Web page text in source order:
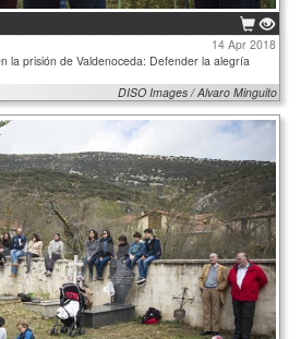
14 Apr 2018
la prisión de Valdenoceda: Defender la alegría
DISO Images / Alvaro Minguito